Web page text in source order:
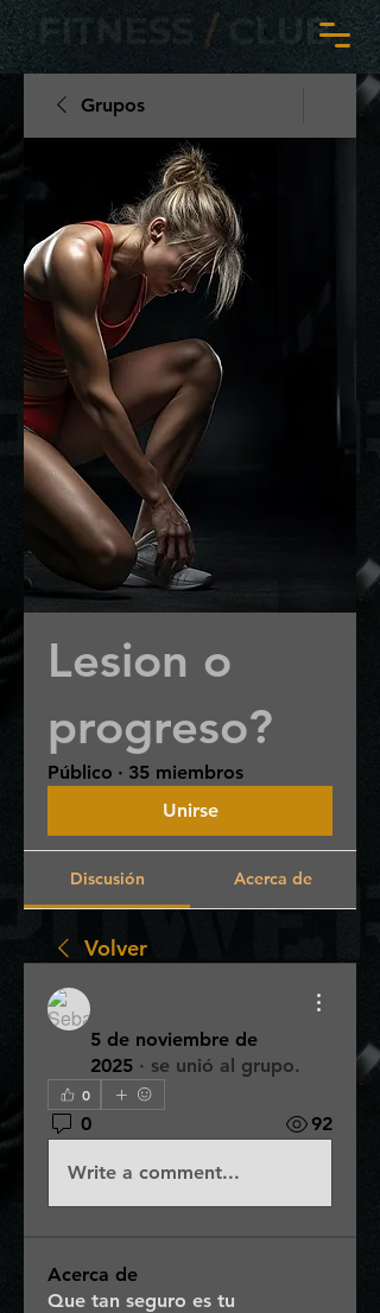
Grupos
Lesion o
progreso?
Público · 35 miembros
Unirse
Discusión Acerca de
Volver
5 de noviembre de
2025 · se unió al grupo.
0
0 92
Write a comment...
Acerca de
Que tan seguro es tu